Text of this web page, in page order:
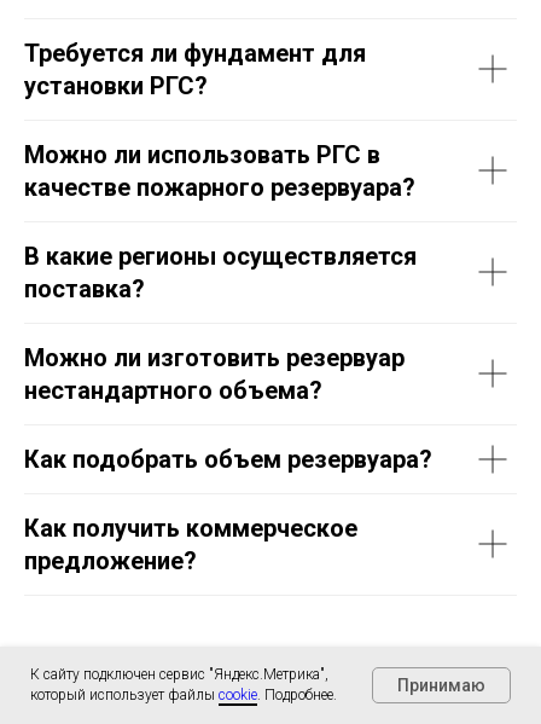
Требуется ли фундамент для
установки РГС?
Можно ли использовать РГС в
качестве пожарного резервуара?
В какие регионы осуществляется
поставка?
Можно ли изготовить резервуар
нестандартного объема?
Как подобрать объем резервуара?
Как получить коммерческое
предложение?
Как мы работаем?
К сайту подключен сервис "Яндекс.Метрика",
который использует файлы cookie. Подробнее.
Принимаю